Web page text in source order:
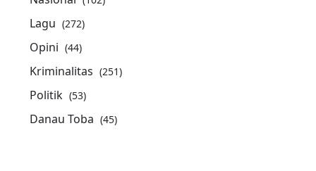
Lagu (272)
Opini (44)
Kriminalitas (251)
Politik (53)
Danau Toba (45)